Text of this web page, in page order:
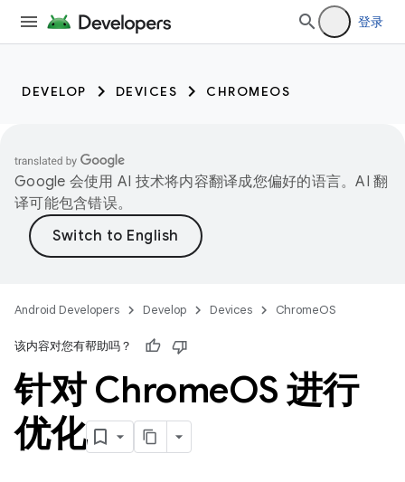
登录
DEVELOP DEVICES CHROMEOS
Google 会使用 AI 技术将内容翻译成您偏好的语言。AI 翻
译可能包含错误。
Android Developers Develop Devices ChromeOS
该内容对您有帮助吗？
针对 ChromeOS 进行
优化